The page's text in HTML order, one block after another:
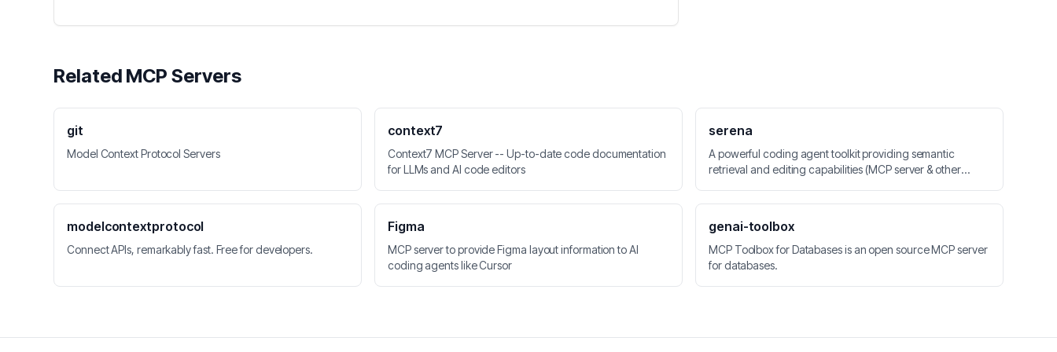
Related MCP Servers
git
Model Context Protocol Servers
context7
Context7 MCP Server -- Up-to-date code documentation
for LLMs and AI code editors
serena
A powerful coding agent toolkit providing semantic
retrieval and editing capabilities (MCP server & other
modelcontextprotocol
Connect APIs, remarkably fast. Free for developers.
Figma
MCP server to provide Figma layout information to AI
coding agents like Cursor
genai-toolbox
MCP Toolbox for Databases is an open source MCP server
for databases.